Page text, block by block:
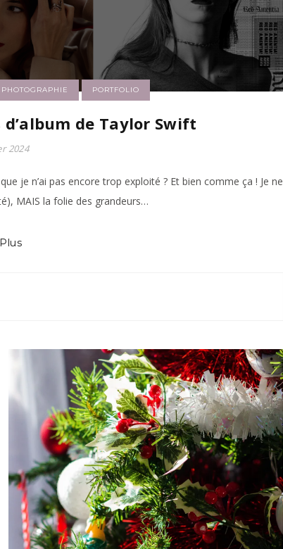
PHOTOGRAPHIE PORTFOLIO
de Taylor Swift
2024
je n’ai pas encore trop exploité ? Et bien comme ça ! Je ne
MAIS la folie des grandeurs…